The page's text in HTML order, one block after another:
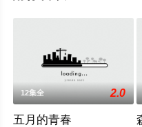
12集全 2.0
五月的青春